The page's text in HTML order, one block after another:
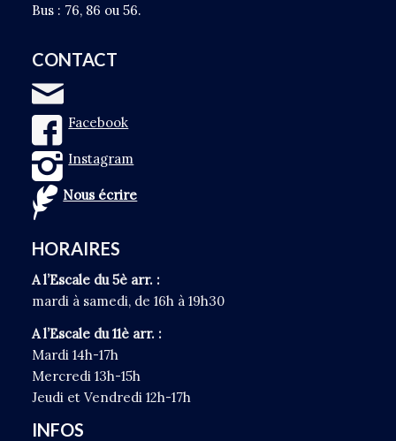
Bus : 76, 86 ou 56.
CONTACT
Facebook
Instagram
Nous écrire
HORAIRES
A l’Escale du 5è arr. :
mardi à samedi, de 16h à 19h30
A l’Escale du 11è arr. :
Mardi 14h-17h
Mercredi 13h-15h
Jeudi et Vendredi 12h-17h
INFOS